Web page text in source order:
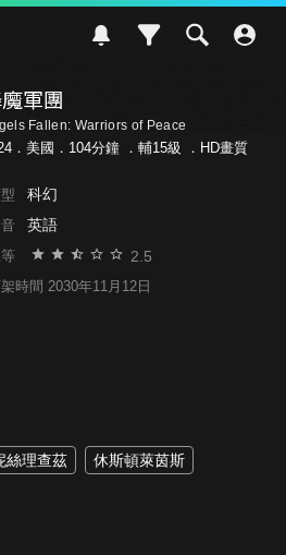
軍團
Fallen: Warriors of Peace
．美國．104分鐘 ． 輔15級 ．HD畫質
科幻
英語
2.5
時間 2030年11月12日
絲理查茲
休斯頓萊茵斯